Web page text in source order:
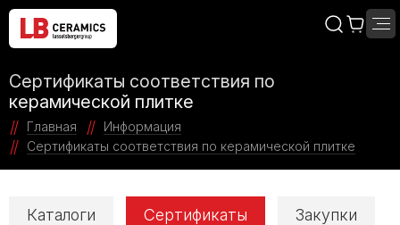
Сертификаты соответствия по
керамической плитке
Главная
Информация
Сертификаты соответствия по керамической плитке
Каталоги Сертификаты Закупки